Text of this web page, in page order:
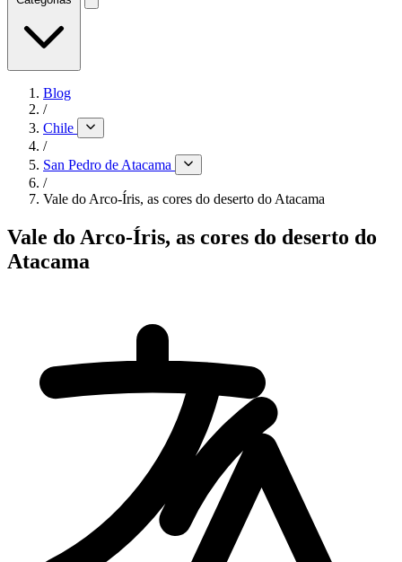
Blog
/
Chile
/
San Pedro de Atacama
/
Vale do Arco-Íris, as cores do deserto do Atacama
Vale do Arco-Íris, as cores do deserto do
Atacama